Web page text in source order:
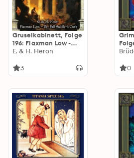
Gruselkabinett, Folge
196: Flaxman Low -
Der Fall Saddler's
E. & H. Heron
3
Die
0